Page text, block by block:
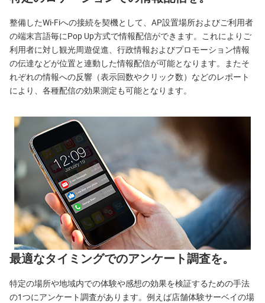
整備したWi-Fiへの接続を契機として、AP設置場所およびご利用者
の端末言語毎にPop Up方式で情報配信ができます。これによりご
利用者に対し観光周遊促進、行政情報およびプロモーション情報
の伝達などが位置と連動した情報配信が可能となります。またそ
れぞれの情報への反響（表示回数やクリック数）などのレポート
により、各種配信の効果測定も可能となります。
最適なタイミングでのアンケート調査を。
特定の場所や地域内での体験や感想の効果を検証するための手法
の1つにアンケート調査があります。例えば店舗体験サーベイの場